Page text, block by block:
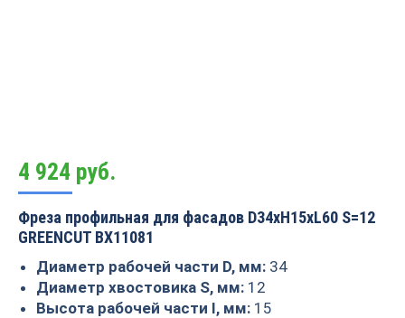
4 924 руб.
Фреза профильная для фасадов D34xH15xL60 S=12
GREENCUT BX11081
Диаметр рабочей части D, мм: 34
Диаметр хвостовика S, мм: 12
Высота рабочей части I, мм: 15